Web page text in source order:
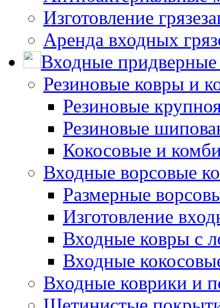
Изготовление
Аренда входных
Входные
Резиновые ковры и
Резиновые
Резиновые
Кокосовые и
Входные ворсовые
Размерные
Изготовление
Входные ковры с
Входные
Входные коврики и